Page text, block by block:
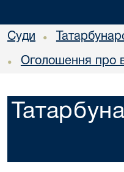
Суди •
• Оголошення про